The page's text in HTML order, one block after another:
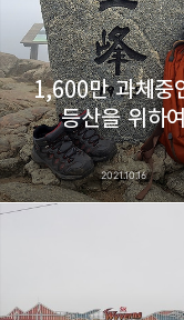
1,600만 과체중
등산을 위하여
2021.10.16